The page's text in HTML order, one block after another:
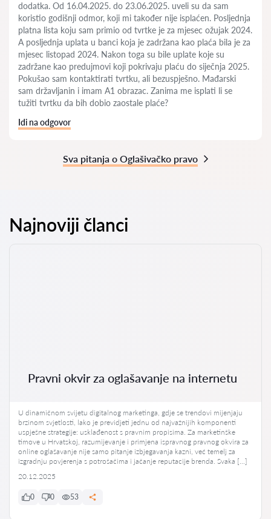
dodatka. Od 16.04.2025. do 23.06.2025. uveli su da sam
koristio godišnji odmor, koji mi također nije isplaćen. Posljednja
platna lista koju sam primio od tvrtke je za mjesec ožujak 2024.
A posljednja uplata u banci koja je zadržana kao plaća bila je za
mjesec listopad 2024. Nakon toga su bile uplate koje su
zadržane kao predujmovi koji pokrivaju plaću do siječnja 2025.
Pokušao sam kontaktirati tvrtku, ali bezuspješno. Mađarski
sam državljanin i imam A1 obrazac. Zanima me isplati li se
tužiti tvrtku da bih dobio zaostale plaće?
Idi na odgovor
Sva pitanja o Oglašivačko pravo
Najnoviji članci
Pravni okvir za oglašavanje na internetu
U dinamičnom svijetu digitalnog marketinga, gdje se trendovi mijenjaju
brzinom svjetlosti, lako je previdjeti jednu od najvažnijih komponenti
uspješne strategije: usklađenost s pravnim propisima. Za marketinške
timove u Hrvatskoj, razumijevanje i primjena ispravnog pravnog okvira za
online oglašavanje nije samo pitanje izbjegavanja kazni, već temelj za
izgradnju povjerenja s potrošačima i jačanje reputacije brenda. Svaka […]
20.12.2025
0 0 53